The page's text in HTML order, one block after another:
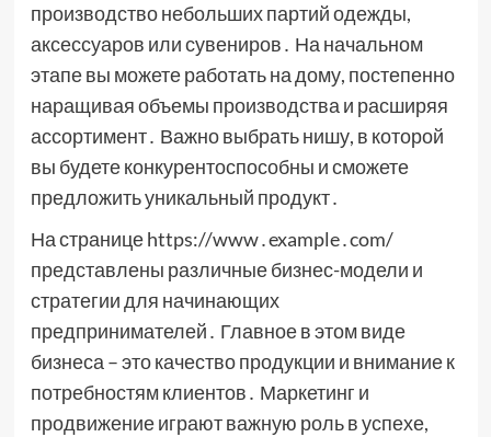
производство небольших партий одежды,
аксессуаров или сувениров․ На начальном
этапе вы можете работать на дому, постепенно
наращивая объемы производства и расширяя
ассортимент․ Важно выбрать нишу, в которой
вы будете конкурентоспособны и сможете
предложить уникальный продукт․
На странице https://www․example․com/
представлены различные бизнес-модели и
стратегии для начинающих
предпринимателей․ Главное в этом виде
бизнеса – это качество продукции и внимание к
потребностям клиентов․ Маркетинг и
продвижение играют важную роль в успехе,